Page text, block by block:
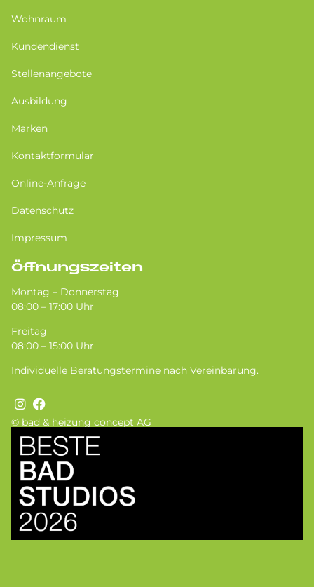
© bad & heizung concept AG
Wohnraum
Kundendienst
Stellenangebote
Ausbildung
Marken
Kontaktformular
Online-Anfrage
Datenschutz
Impressum
Öffnungszeiten
Montag – Donnerstag
08:00 – 17:00 Uhr
Freitag
08:00 – 15:00 Uhr
Individuelle Beratungstermine nach Vereinbarung.